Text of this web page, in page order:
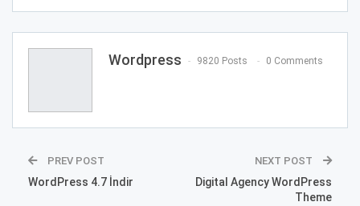
Wordpress 9820 Posts 0 Comments
PREV POST
WordPress 4.7 İndir
NEXT POST
Digital Agency WordPress
Theme